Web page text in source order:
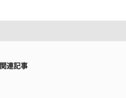
関連記事